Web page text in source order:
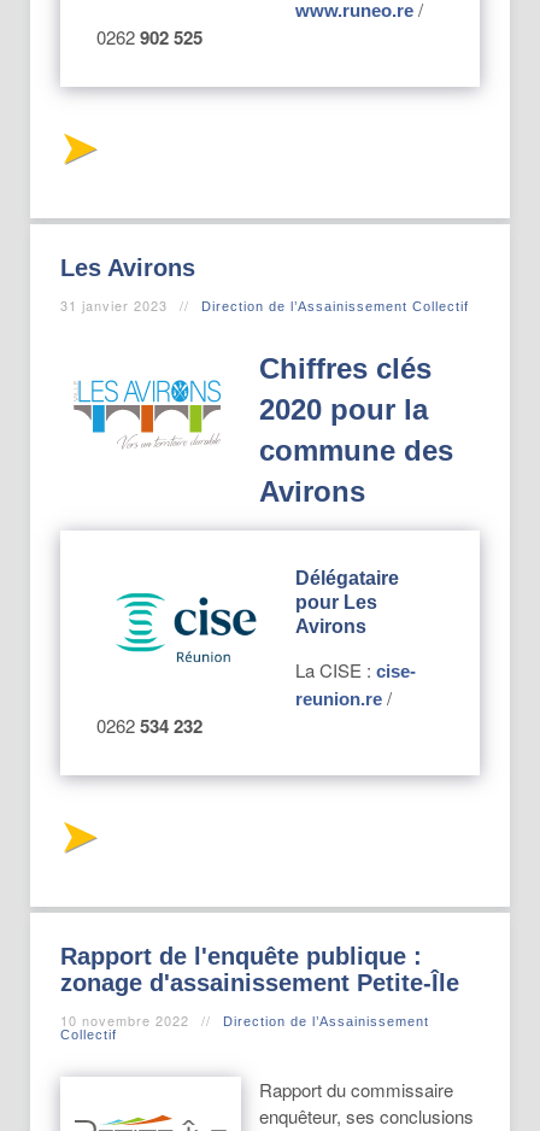
www.runeo.re /
0262902 525
Les Avirons
31 janvier 2023 Direction de l’Assainissement Collectif
Chiffres clés
2020 pour la
commune des
Avirons
Délégataire
pour Les
Avirons
La CISE : cise-
reunion.re /
0262534 232
Rapport de l'enquête publique :
zonage d'assainissement Petite-Île
10 novembre 2022
Direction de l’Assainissement
Collectif
Rapport du commissaire
enquêteur, ses conclusions